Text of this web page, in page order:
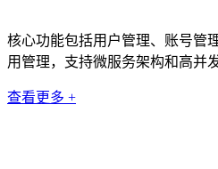
核心功能包括用户管理、账号管
用管理，支持微服务架构和高并
查看更多 +